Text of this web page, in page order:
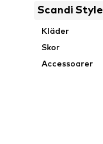
Scandi
Kläder
Skor
Accessoarer